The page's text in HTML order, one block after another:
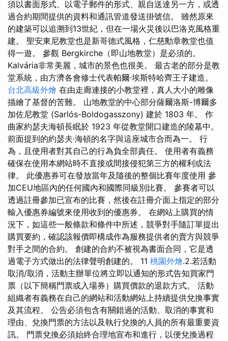
須以書面形式、以電子郵件的形式、親自送達另一方，或透
過合約期間提供的資料和通訊管道發送掛號信。 雖然原來
的建築可以追溯到13世紀，但在一場火災後以巴洛克風格重
建。 聖安東尼教堂也是新哥德式風格，仁慈勳章教堂也值
得一遊。 參觀 Bergkirche（即山地教堂）是必須的。
Kalvária非常美麗，城市的景色也很美。 最古老的部分是教
堂系統，由方濟各會修士代表帕爾·埃斯特哈齊王子建造。
台北高級外燴 在由走廊連接的小教堂裡，真人大小的雕像
描繪了基督的苦難。 山地教堂的中心部分薩爾洛斯-博爾多
加佐尼教堂 (Sarlós-Boldogasszony) 建於 1803 年。 作
曲家約瑟夫海頓長眠於 1923 年從教堂開口建造的陵墓中。
前面提到的約瑟夫·海頓的名字與這座城市合而為一。 行
為，且使用者對其自己的行為負全部責任。 使用者有義務
確保在使用本網站時不直接或間接侵犯第三方的權利或法
律。 此優惠券可在發放當年及隨後的整個比賽年度使用 參
加CEU地區內的任何國內和國際同級別比賽。 參賽者可以
透過註冊參加已宣布的比賽，然後在註冊介面上指定的部分
輸入優惠券編號來使用收到的優惠券。 在網站上購買的情
況下，如這些一般條款和條件中所述，競爭對手隨訂單提出
購買要約，確認該報價即構成作為服務提供者的賣方與競爭
對手之間的合約。 創建的合約不被視為書面合同，它是透
過電子方式做出的法律聲明創建的。 11 桃園外燴.2.若活動
取消/取消，活動主辦單位將立即以通知的形式告知買家門
票（以下簡稱門票或入場券）購買價款的退款方式。 活動
組織者有義務在自己的網站和活動網站上持續提供兌換事實
及其流程。 公告必須包含有關錯過的活動、取消的事實和
理由、兌換門票的方法以及執行兌換的人員的所有最重要資
訊。 門票兌換必須始終合理地宣布和進行，以便兌換過程